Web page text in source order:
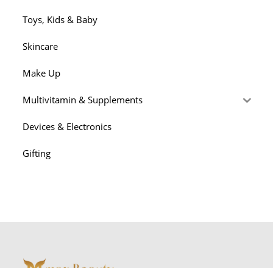
Toys, Kids & Baby
Skincare
Make Up
Multivitamin & Supplements
Devices & Electronics
Gifting